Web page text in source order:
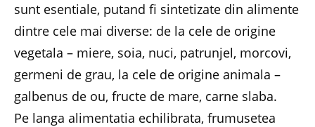
sunt esentiale, putand fi sintetizate din alimente
dintre cele mai diverse: de la cele de origine
vegetala – miere, soia, nuci, patrunjel, morcovi,
germeni de grau, la cele de origine animala –
galbenus de ou, fructe de mare, carne slaba.
Pe langa alimentatia echilibrata, frumusetea